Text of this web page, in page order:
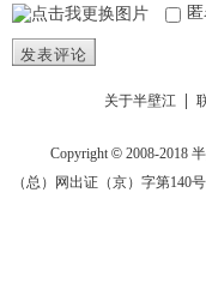
发表评论
关于半壁江
Copyright © 2008-2018
（总）网出证（京）字第140